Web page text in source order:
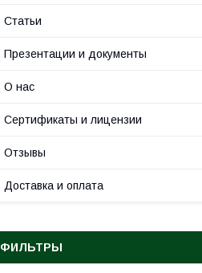
Статьи
Презентации и документы
О нас
Сертификаты и лицензии
Отзывы
Доставка и оплата
ФИЛЬТРЫ